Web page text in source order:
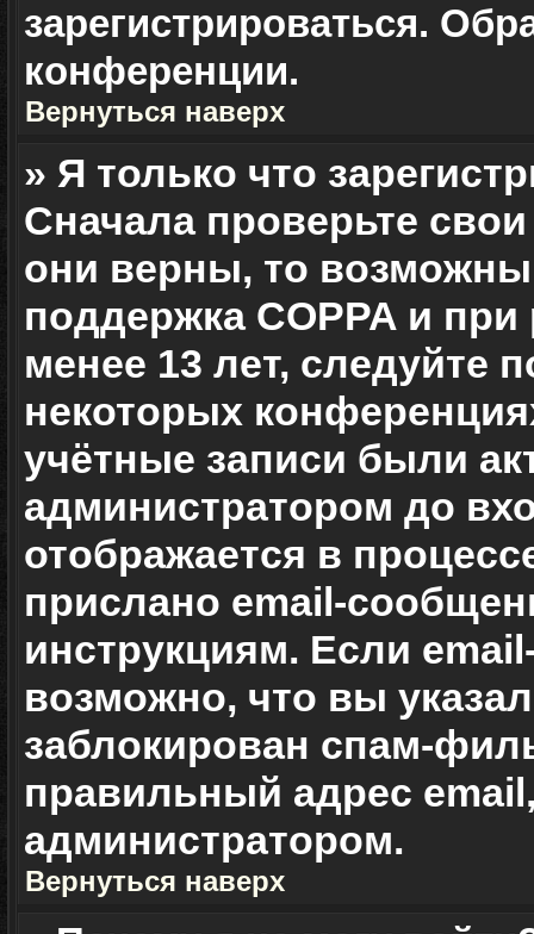
зарегистрироваться.
конференции.
Вернуться наверх
» Я только что
Сначала проверьте
они верны, то
поддержка COPPA и
менее 13 лет, следуйте
некоторых
учётные записи были
администратором до
отображается в
прислано email-
инструкциям. Если
возможно, что вы
заблокирован спам-
правильный адрес
администратором.
Вернуться наверх